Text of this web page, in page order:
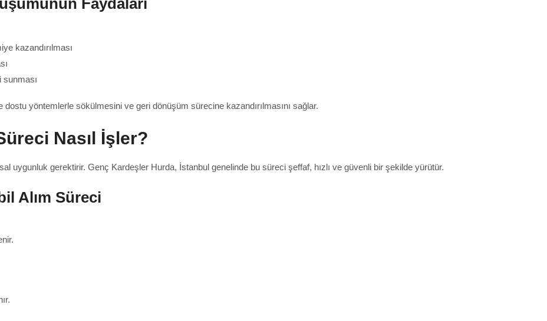
Faydaları
kazandırılması
yöntemlerle sökülmesini ve geri dönüşüm sürecine kazandırılmasını sağlar.
Nasıl İşler?
uygunluk gerektirir. Genç Kardeşler Hurda, İstanbul genelinde bu süreci şeffaf, hızlı ve güvenli bir şekilde yürütür.
Alım Süreci